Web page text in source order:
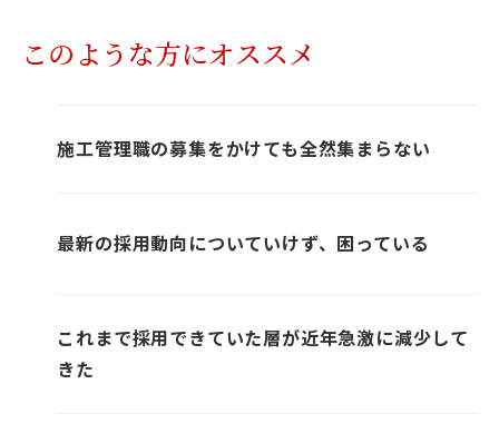
このような方にオススメ
施工管理職の募集をかけても全然集まらない
最新の採用動向についていけず、困っている
これまで採用できていた層が近年急激に減少して
きた